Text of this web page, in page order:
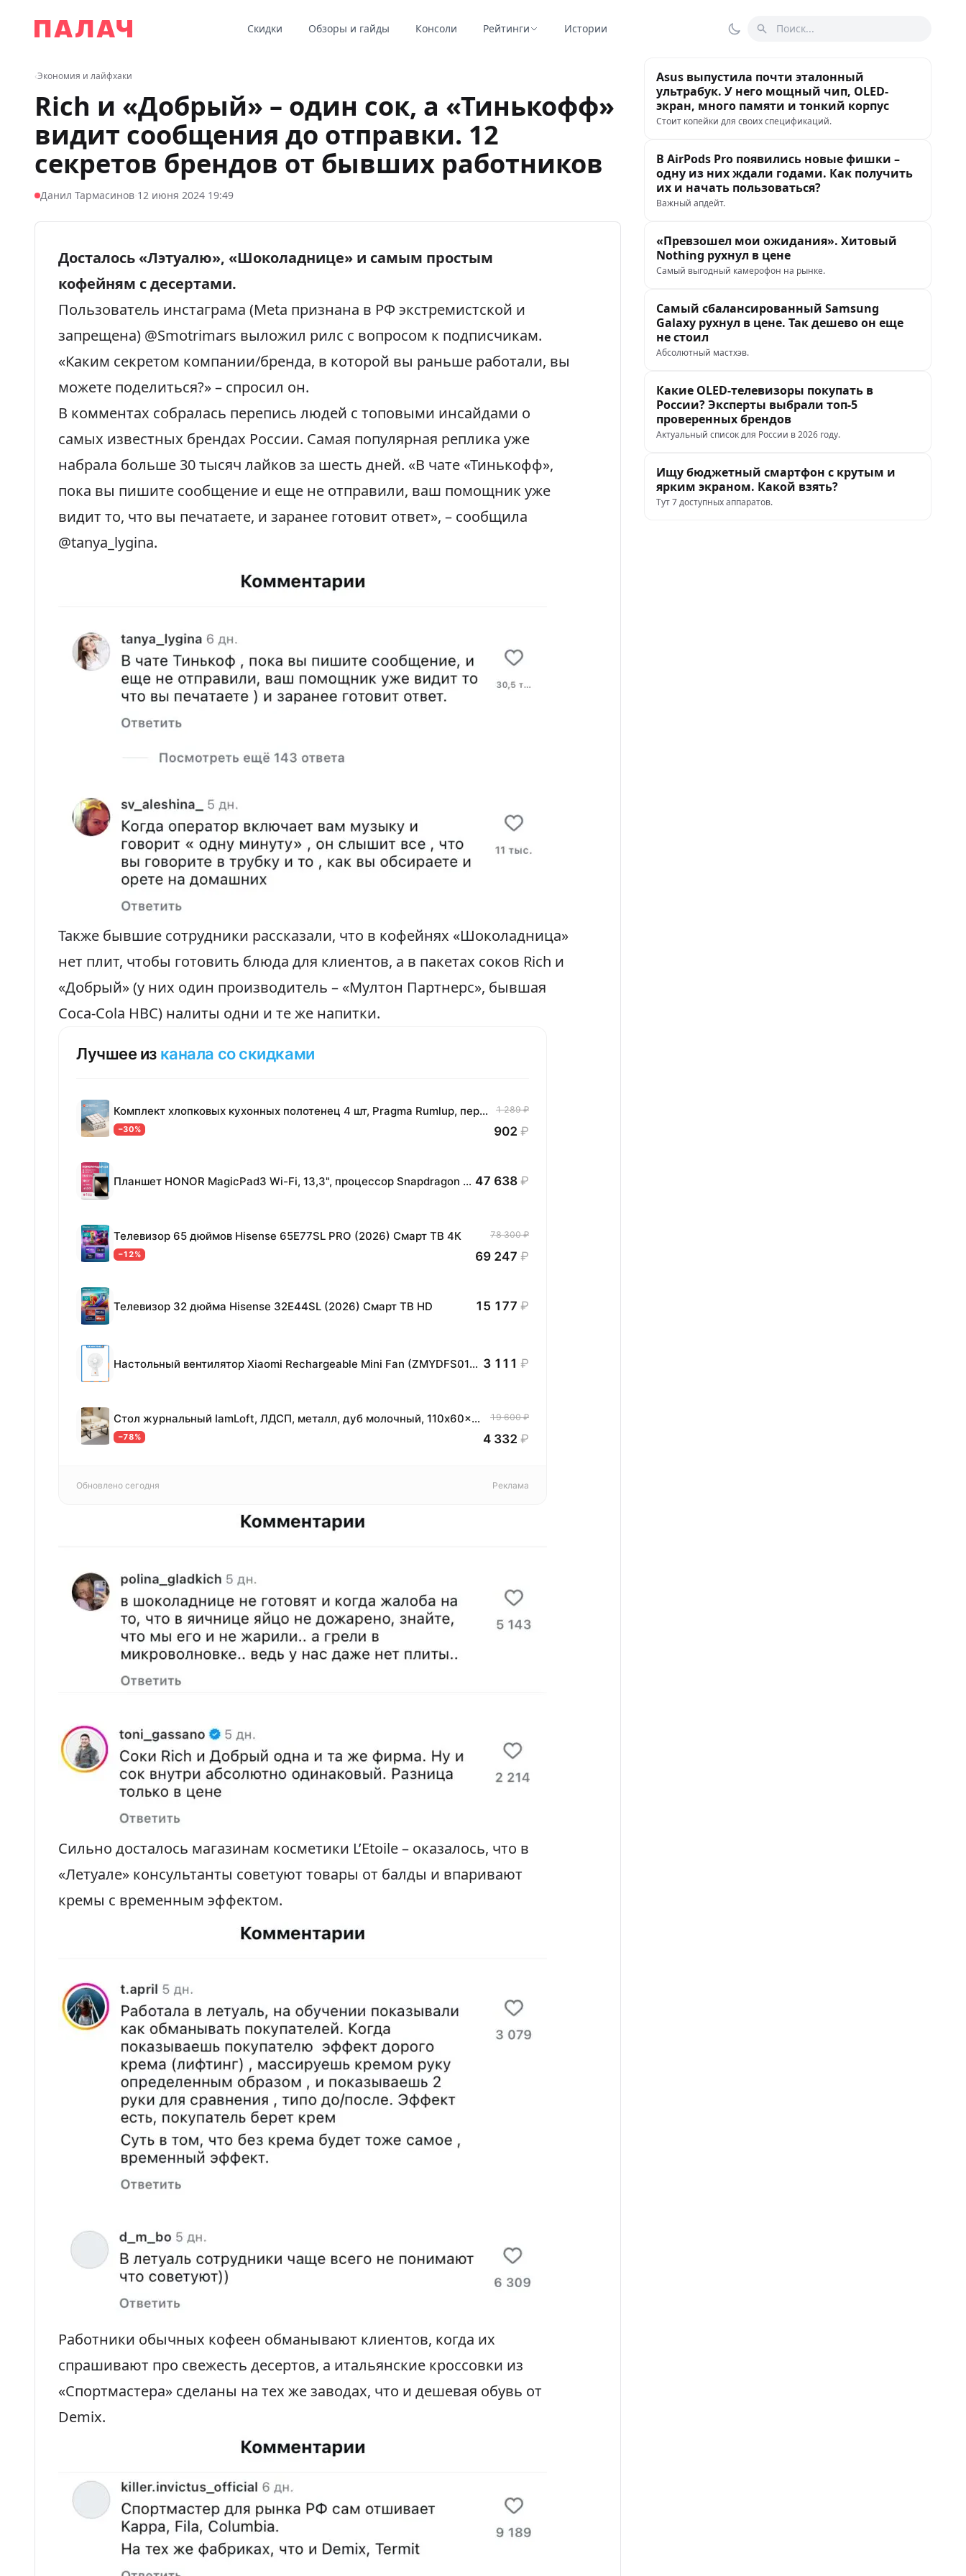
Палач
Скидки Обзоры и гайды Консоли Рейтинги Истории Переключить тему
Поиск
‹Экономия и лайфхаки
Rich и «Добрый» – один сок, а «Тинькофф»
видит сообщения до отправки. 12
секретов брендов от бывших работников
Данил Тармасинов·12 июня 2024 19:49
Досталось «Лэтуалю», «Шоколаднице» и самым простым
кофейням с десертами.
Пользователь инстаграма (Meta признана в РФ экстремистской и
запрещена) @Smotrimars выложил рилс с вопросом к подписчикам.
«Каким секретом компании/бренда, в которой вы раньше работали, вы
можете поделиться?» – спросил он.
В комментах собралась перепись людей с топовыми инсайдами о
самых известных брендах России. Самая популярная реплика уже
набрала больше 30 тысяч лайков за шесть дней. «В чате «Тинькофф»,
пока вы пишите сообщение и еще не отправили, ваш помощник уже
видит то, что вы печатаете, и заранее готовит ответ», – сообщила
@tanya_lygina.
Также бывшие сотрудники рассказали, что в кофейнях «Шоколадница»
нет плит, чтобы готовить блюда для клиентов, а в пакетах соков Rich и
«Добрый» (у них один производитель – «Мултон Партнерс», бывшая
Coca-Cola HBC) налиты одни и те же напитки.
Лучшее из канала со скидками
Комплект хлопковых кухонных полотенец 4 шт, Pragma Rumlup, переменчивый белый
−30%
1 289 ₽
902 ₽
Планшет HONOR MagicPad3 Wi-Fi, 13,3", процессор Snapdragon 8, 16ГБ/512ГБ, EU 47 638 ₽
Телевизор 65 дюймов Hisense 65E77SL PRO (2026) Смарт ТВ 4К
−12%
78 300 ₽
69 247 ₽
Телевизор 32 дюйма Hisense 32E44SL (2026) Смарт ТВ HD 15 177 ₽
Настольный вентилятор Xiaomi Rechargeable Mini Fan (ZMYDFS01DM) 3 111 ₽
Стол журнальный IamLoft, ЛДСП, металл, дуб молочный, 110x60x44 см
−78%
19 600 ₽
4 332 ₽
Обновлено сегодня Реклама
Сильно досталось магазинам косметики L’Etoile – оказалось, что в
«Летуале» консультанты советуют товары от балды и впаривают
кремы с временным эффектом.
Работники обычных кофеен обманывают клиентов, когда их
спрашивают про свежесть десертов, а итальянские кроссовки из
«Спортмастера» сделаны на тех же заводах, что и дешевая обувь от
Demix.
Asus выпустила почти эталонный
ультрабук. У него мощный чип, OLED-
экран, много памяти и тонкий корпус
Стоит копейки для своих спецификаций.
В AirPods Pro появились новые фишки –
одну из них ждали годами. Как получить
их и начать пользоваться?
Важный апдейт.
«Превзошел мои ожидания». Хитовый
Nothing рухнул в цене
Самый выгодный камерофон на рынке.
Самый сбалансированный Samsung
Galaxy рухнул в цене. Так дешево он еще
не стоил
Абсолютный мастхэв.
Какие OLED-телевизоры покупать в
России? Эксперты выбрали топ-5
проверенных брендов
Актуальный список для России в 2026 году.
Ищу бюджетный смартфон с крутым и
ярким экраном. Какой взять?
Тут 7 доступных аппаратов.